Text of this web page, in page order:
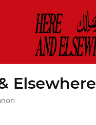
Elsewhere